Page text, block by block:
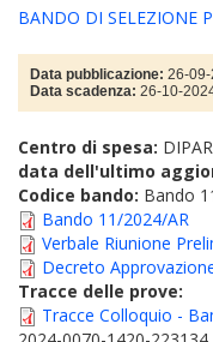
BANDO DI SELEZIONE
Data pubblicazione: 26-
Data scadenza: 26-10-
Centro di spesa:
data dell'ultimo
Codice bando: Bando
Bando 11/2024/AR
Verbale Riunione
Decreto
Tracce delle prove:
Tracce Colloquio -